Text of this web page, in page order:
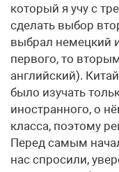
который я учу с
сделать выбор
выбрал немецкий
первого, то
английский).
было изучать
иностранного, о
класса, поэтому
Перед самым
нас спросили,